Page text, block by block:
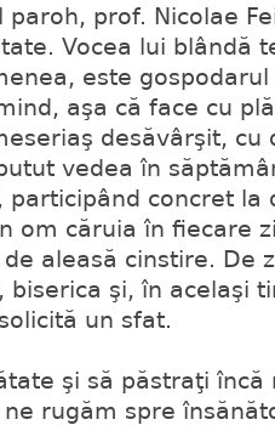
prof. Nicolae
Vocea lui blândă
este
aşa că face cu
desăvârşit, cu
vedea în
participând concret la
om căruia în fiecare
aleasă cinstire. De
biserica şi, în acelaşi
un sfat.
şi să păstraţi încă
rugăm spre